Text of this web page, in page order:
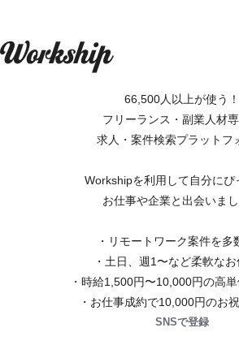
66,500人以上が使う！
フリーランス・副業人材
求人・案件検索プラットフ
Workshipを利用して自分にぴ
お仕事や企業と出会いま
・リモートワーク案件を多
・土日、週1〜など柔軟なお
・時給1,500円〜10,000円の高
・お仕事成約で10,000円のお
SNSで登録